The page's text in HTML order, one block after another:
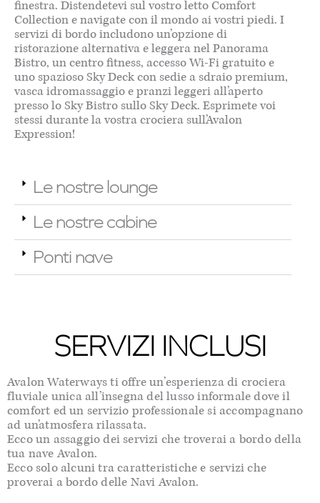
finestra. Distendetevi sul vostro letto Comfort
Collection e navigate con il mondo ai vostri piedi. I
servizi di bordo includono un’opzione di
ristorazione alternativa e leggera nel Panorama
Bistro, un centro fitness, accesso Wi-Fi gratuito e
uno spazioso Sky Deck con sedie a sdraio premium,
vasca idromassaggio e pranzi leggeri all’aperto
presso lo Sky Bistro sullo Sky Deck. Esprimete voi
stessi durante la vostra crociera sull’Avalon
Expression!
Le nostre lounge
Le nostre cabine
Ponti nave
SERVIZI INCLUSI
Avalon Waterways ti offre un’esperienza di crociera
fluviale unica all’insegna del lusso informale dove il
comfort ed un servizio professionale si accompagnano
ad un’atmosfera rilassata.
Ecco un assaggio dei servizi che troverai a bordo della
tua nave Avalon.
Ecco solo alcuni tra caratteristiche e servizi che
proverai a bordo delle Navi Avalon.